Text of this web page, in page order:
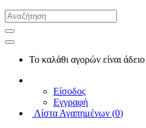
Το καλάθι αγορών είναι
Είσοδος
Εγγραφή
Λίστα Αγαπημένων (0)